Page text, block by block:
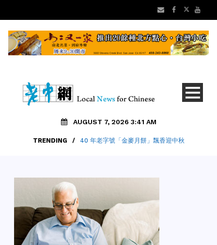
AUGUST 7, 2026 3:41 AM
TRENDING / 40 年老字號「金麥月餅」飄香迎中秋